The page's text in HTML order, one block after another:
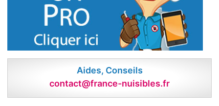
Aides, Conseils
contact@france-nuisibles.fr